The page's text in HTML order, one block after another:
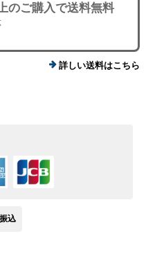
のご購入で送料無料
詳しい送料はこちら
込